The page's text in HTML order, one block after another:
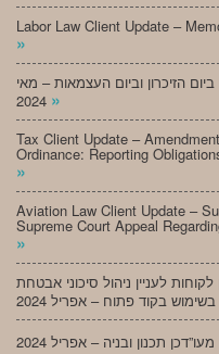
Labor Law Client Update –
»
הזיכרון וביום העצמאות – מאי
»
Tax Client Update –
Ordinance: Reporting
»
Aviation Law Client Update –
Supreme Court Appeal
»
לעניין ניהול סיכוני אבטחת